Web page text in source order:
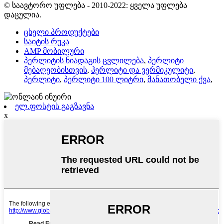
© საავტორო უფლება - 2010-2022: ყველა უფლება
დაცულია.
ცხელი პროდუქტები
საიტის რუკა
AMP მობილური
პერლიტის ნიადაგის ცვლილება, პერლიტი
მებაღეობისთვის, პერლიტი და ვერმიკულიტი,
პერლიტი, პერლიტი 100 ლიტრი, მანათობელი ქვა,
ელ.ფოსტის გაგზავნა
x